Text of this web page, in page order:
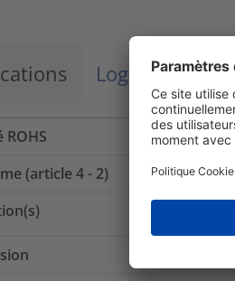
Logistique et
(article 4 - 2)